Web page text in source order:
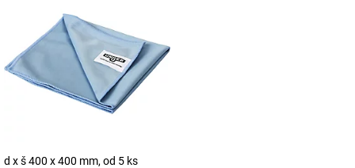
d x š 400 x 400 mm, od 5 ks